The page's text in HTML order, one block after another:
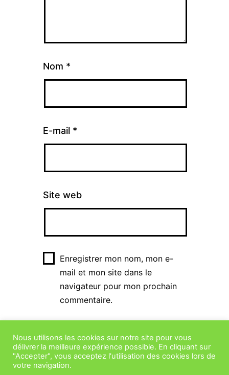
Nom *
E-mail *
Site web
Enregistrer mon nom, mon e-
mail et mon site dans le
navigateur pour mon prochain
commentaire.
Nous utilisons les cookies sur notre site pour vous
délivrer la meilleure expérience possible. En cliquant sur
"Accepter", vous acceptez l'utilisation des cookies lors de
votre navigation.